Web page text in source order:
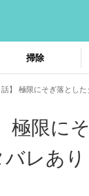
掃除
話】 極限にそぎ落とし
極限に
レあり